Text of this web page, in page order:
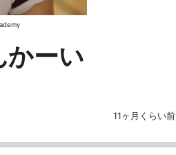
かーい
11ヶ月くらい前